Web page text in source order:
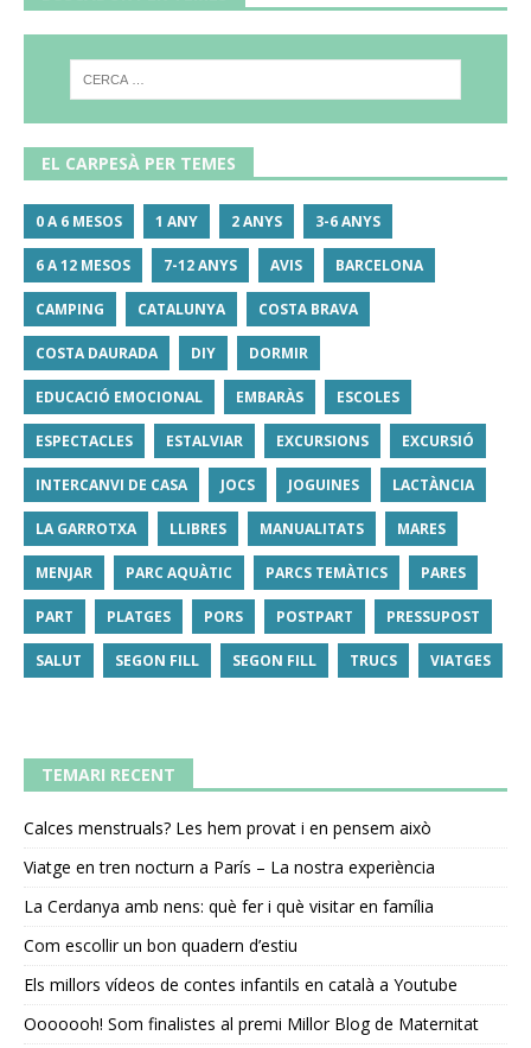
EL CARPESÀ PER TEMES
0 A 6 MESOS 1 ANY 2 ANYS 3-6 ANYS
6 A 12 MESOS 7-12 ANYS AVIS BARCELONA
CAMPING CATALUNYA COSTA BRAVA
COSTA DAURADA DIY DORMIR
EDUCACIÓ EMOCIONAL EMBARÀS ESCOLES
ESPECTACLES ESTALVIAR EXCURSIONS EXCURSIÓ
INTERCANVI DE CASA JOCS JOGUINES LACTÀNCIA
LA GARROTXA LLIBRES MANUALITATS MARES
MENJAR PARC AQUÀTIC PARCS TEMÀTICS PARES
PART PLATGES PORS POSTPART PRESSUPOST
SALUT SEGON FILL SEGON FILL TRUCS VIATGES
TEMARI RECENT
Calces menstruals? Les hem provat i en pensem això
Viatge en tren nocturn a París – La nostra experiència
La Cerdanya amb nens: què fer i què visitar en família
Com escollir un bon quadern d’estiu
Els millors vídeos de contes infantils en català a Youtube
Ooooooh! Som finalistes al premi Millor Blog de Maternitat